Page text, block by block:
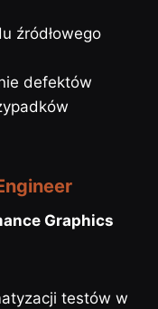
źródłowego
defektów
Graphics
testów w